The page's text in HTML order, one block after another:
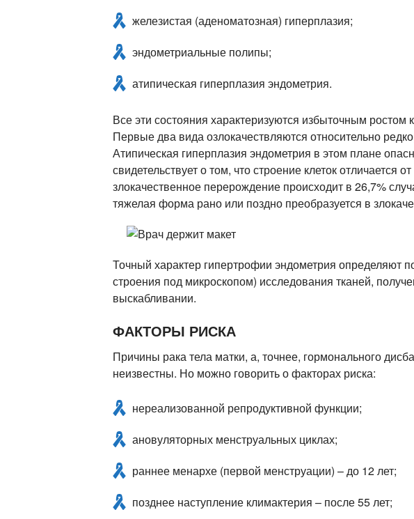
железистая (аденоматозная) гиперплазия;
эндометриальные полипы;
атипическая гиперплазия эндометрия.
Все эти состояния характеризуются избыточным ростом
Первые два вида озлокачествляются относительно
Атипическая гиперплазия эндометрия в этом плане
свидетельствует о том, что строение клеток отличается
злокачественное перерождение происходит в 26,7%
тяжелая форма рано или поздно преобразуется в
Точный характер гипертрофии эндометрия определяют
строения под микроскопом) исследования тканей,
выскабливании.
ФАКТОРЫ РИСКА
Причины рака тела матки, а, точнее, гормонального
неизвестны. Но можно говорить о факторах риска:
нереализованной репродуктивной функции;
ановуляторных менструальных циклах;
раннее менархе (первой менструации) – до 12 лет;
позднее наступление климактерия – после 55 лет;